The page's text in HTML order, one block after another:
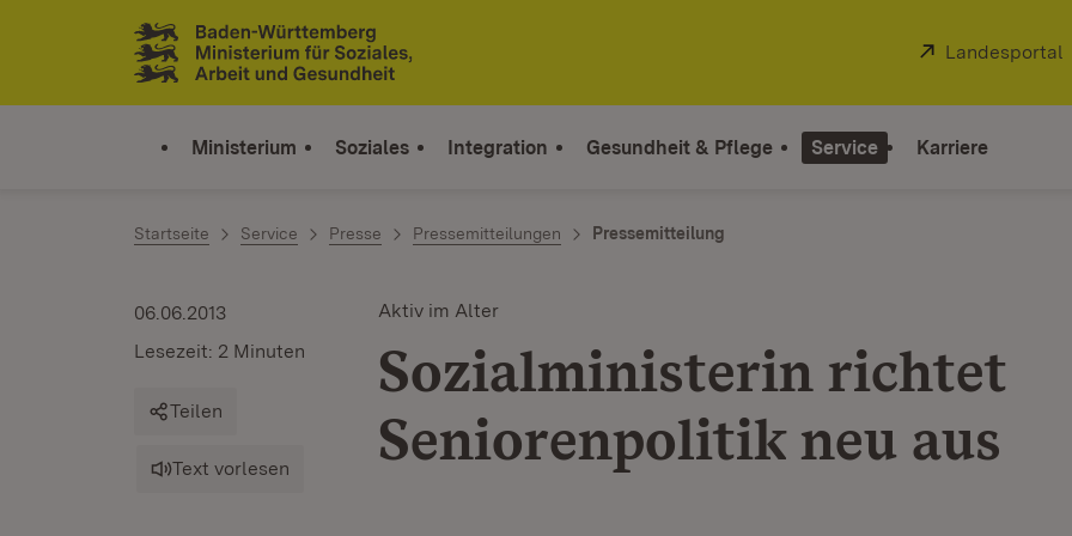
Zum Inhalt springen
Link zur Startseite
Extern:
Landesportal
Ministerium Soziales Integration Gesundheit & Pflege Service Karriere
Startseite Service Presse Pressemitteilungen Pressemitteilung
Aktiv im Alter
Sozialministerin richtet
Seniorenpolitik neu aus
06.06.2013
Lesezeit: 2 Minuten
Teilen
Text vorlesen